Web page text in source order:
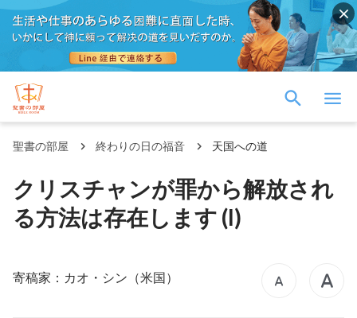
聖書の部屋 終わりの日の福音 天国への道
クリスチャンが罪から解放され
る方法は存在します (I)
寄稿家：カオ・シン（米国）